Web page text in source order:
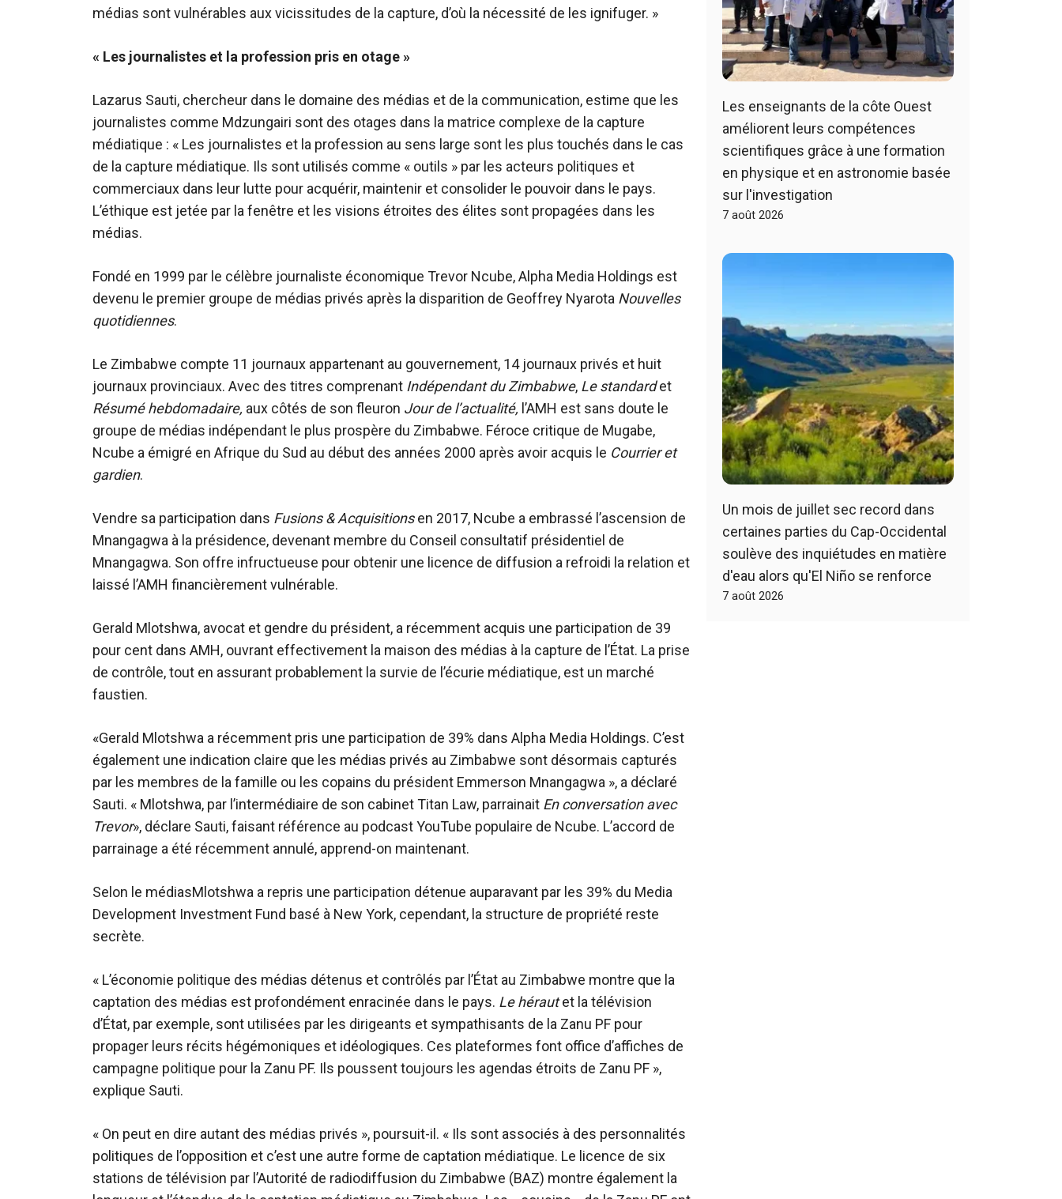
médias sont vulnérables aux vicissitudes de la capture, d’où la nécessité de les ignifuger. »
« Les journalistes et la profession pris en otage »
Lazarus Sauti, chercheur dans le domaine des médias et de la communication, estime que les
journalistes comme Mdzungairi sont des otages dans la matrice complexe de la capture
médiatique : « Les journalistes et la profession au sens large sont les plus touchés dans le cas
de la capture médiatique. Ils sont utilisés comme « outils » par les acteurs politiques et
commerciaux dans leur lutte pour acquérir, maintenir et consolider le pouvoir dans le pays.
L’éthique est jetée par la fenêtre et les visions étroites des élites sont propagées dans les
médias.
Fondé en 1999 par le célèbre journaliste économique Trevor Ncube, Alpha Media Holdings est
devenu le premier groupe de médias privés après la disparition de Geoffrey Nyarota Nouvelles
quotidiennes.
Le Zimbabwe compte 11 journaux appartenant au gouvernement, 14 journaux privés et huit
journaux provinciaux. Avec des titres comprenant Indépendant du Zimbabwe, Le standardet
Résumé hebdomadaire, aux côtés de son fleuron Jour de l’actualité, l’AMH est sans doute le
groupe de médias indépendant le plus prospère du Zimbabwe. Féroce critique de Mugabe,
Ncube a émigré en Afrique du Sud au début des années 2000 après avoir acquis le Courrier et
gardien.
Vendre sa participation dans Fusions & Acquisitionsen 2017, Ncube a embrassé l’ascension de
Mnangagwa à la présidence, devenant membre du Conseil consultatif présidentiel de
Mnangagwa. Son offre infructueuse pour obtenir une licence de diffusion a refroidi la relation et
laissé l’AMH financièrement vulnérable.
Gerald Mlotshwa, avocat et gendre du président, a récemment acquis une participation de 39
pour cent dans AMH, ouvrant effectivement la maison des médias à la capture de l’État. La prise
de contrôle, tout en assurant probablement la survie de l’écurie médiatique, est un marché
faustien.
«Gerald Mlotshwa a récemment pris une participation de 39% dans Alpha Media Holdings. C’est
également une indication claire que les médias privés au Zimbabwe sont désormais capturés
par les membres de la famille ou les copains du président Emmerson Mnangagwa », a déclaré
Sauti. « Mlotshwa, par l’intermédiaire de son cabinet Titan Law, parrainait En conversation avec
Trevor», déclare Sauti, faisant référence au podcast YouTube populaire de Ncube. L’accord de
parrainage a été récemment annulé, apprend-on maintenant.
Selon le médiasMlotshwa a repris une participation détenue auparavant par les 39% du Media
Development Investment Fund basé à New York, cependant, la structure de propriété reste
secrète.
« L’économie politique des médias détenus et contrôlés par l’État au Zimbabwe montre que la
captation des médias est profondément enracinée dans le pays. Le hérautet la télévision
d’État, par exemple, sont utilisées par les dirigeants et sympathisants de la Zanu PF pour
propager leurs récits hégémoniques et idéologiques. Ces plateformes font office d’affiches de
campagne politique pour la Zanu PF. Ils poussent toujours les agendas étroits de Zanu PF »,
explique Sauti.
« On peut en dire autant des médias privés », poursuit-il. « Ils sont associés à des personnalités
politiques de l’opposition et c’est une autre forme de captation médiatique. Le licence de six
stations de télévision par l’Autorité de radiodiffusion du Zimbabwe (BAZ) montre également la
Les enseignants de la côte Ouest
améliorent leurs compétences
scientifiques grâce à une formation
en physique et en astronomie basée
sur l'investigation
7 août 2026
Un mois de juillet sec record dans
certaines parties du Cap-Occidental
soulève des inquiétudes en matière
d'eau alors qu'El Niño se renforce
7 août 2026